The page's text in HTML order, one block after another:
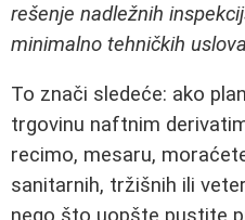
rešenje nadležnih
minimalno tehničkih uslova
To znači sledeće: ako
trgovinu naftnim
recimo, mesaru,
sanitarnih, tržišnih ili